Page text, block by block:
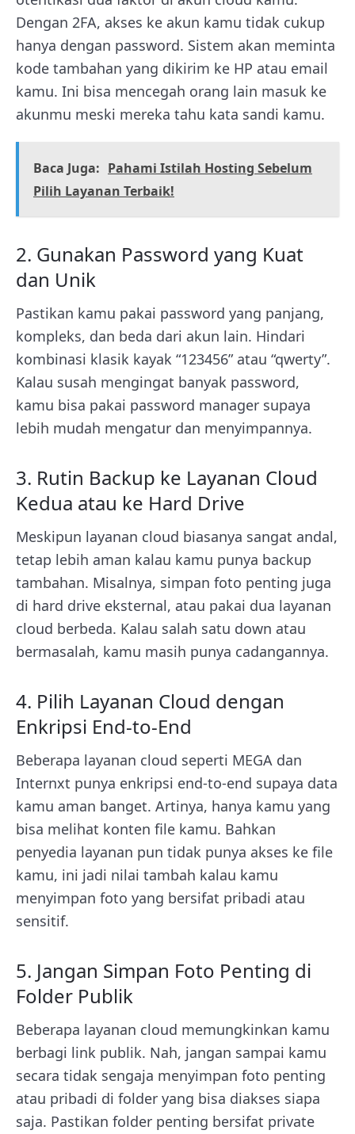
Dengan 2FA, akses ke akun kamu tidak cukup
hanya dengan password. Sistem akan meminta
kode tambahan yang dikirim ke HP atau email
kamu. Ini bisa mencegah orang lain masuk ke
akunmu meski mereka tahu kata sandi kamu.
Baca Juga: Pahami Istilah Hosting Sebelum
Pilih Layanan Terbaik!
2. Gunakan Password yang Kuat
dan Unik
Pastikan kamu pakai password yang panjang,
kompleks, dan beda dari akun lain. Hindari
kombinasi klasik kayak “123456” atau “qwerty”.
Kalau susah mengingat banyak password,
kamu bisa pakai password manager supaya
lebih mudah mengatur dan menyimpannya.
3. Rutin Backup ke Layanan Cloud
Kedua atau ke Hard Drive
Meskipun layanan cloud biasanya sangat andal,
tetap lebih aman kalau kamu punya backup
tambahan. Misalnya, simpan foto penting juga
di hard drive eksternal, atau pakai dua layanan
cloud berbeda. Kalau salah satu down atau
bermasalah, kamu masih punya cadangannya.
4. Pilih Layanan Cloud dengan
Enkripsi End-to-End
Beberapa layanan cloud seperti MEGA dan
Internxt punya enkripsi end-to-end supaya data
kamu aman banget. Artinya, hanya kamu yang
bisa melihat konten file kamu. Bahkan
penyedia layanan pun tidak punya akses ke file
kamu, ini jadi nilai tambah kalau kamu
menyimpan foto yang bersifat pribadi atau
sensitif.
5. Jangan Simpan Foto Penting di
Folder Publik
Beberapa layanan cloud memungkinkan kamu
berbagi link publik. Nah, jangan sampai kamu
secara tidak sengaja menyimpan foto penting
atau pribadi di folder yang bisa diakses siapa
saja. Pastikan folder penting bersifat private